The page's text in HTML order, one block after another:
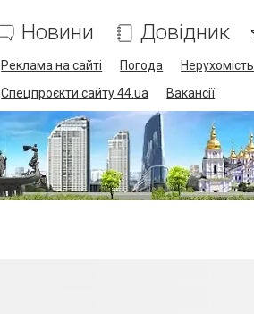
Новини Довідник
Реклама на сайті Погода Нерухомість
Спецпроєкти сайту 44.ua
Вакансії